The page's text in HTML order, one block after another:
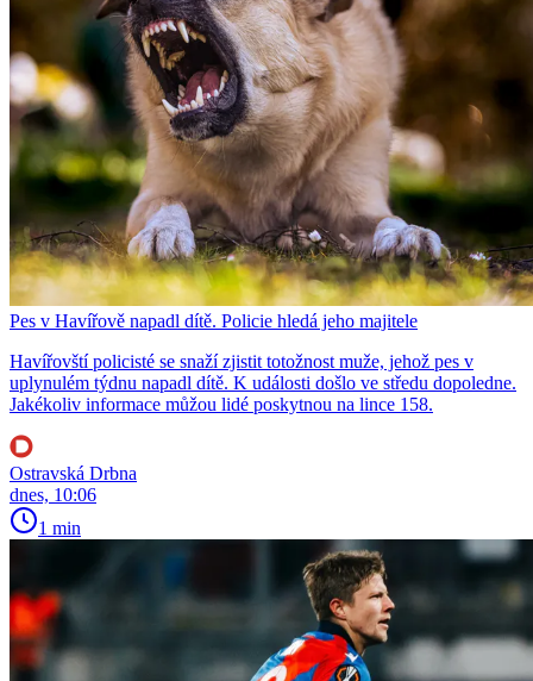
Pes v Havířově napadl dítě. Policie hledá jeho majitele
Havířovští policisté se snaží zjistit totožnost muže, jehož pes v
uplynulém týdnu napadl dítě. K události došlo ve středu dopoledne.
Jakékoliv informace můžou lidé poskytnou na lince 158.
Ostravská Drbna
dnes, 10:06
1 min